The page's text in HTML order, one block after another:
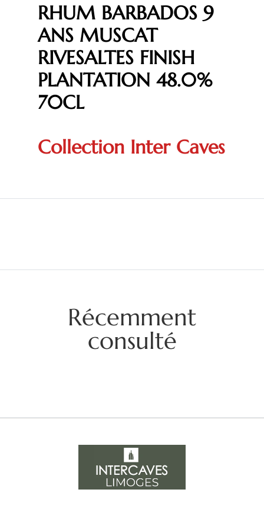
RHUM BARBADOS 9
ANS MUSCAT
RIVESALTES FINISH
PLANTATION 48.0%
70CL
Collection Inter Caves
Récemment
consulté